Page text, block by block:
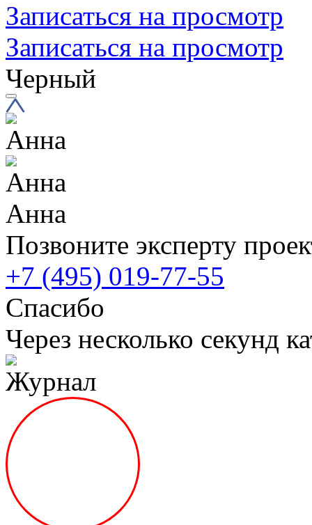
Записаться на просмотр
Записаться на просмотр
Черный
Анна
Позвоните эксперту
+7 (495) 019-77-55
Спасибо
Через несколько секунд